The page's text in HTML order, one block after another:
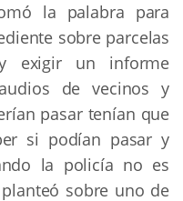
la palabra para
sobre parcelas
exigir un informe
de vecinos y
pasar tenían que
si podían pasar y
la policía no es
sobre uno de